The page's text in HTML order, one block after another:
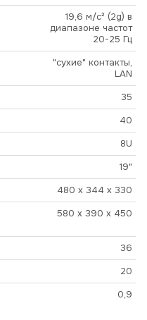
19,6 м/с² (2g) в
диапазоне частот
20-25 Гц
"сухие" контакты,
LAN
35
40
8U
19"
480 x 344 x 330
580 x 390 x 450
36
20
0,9